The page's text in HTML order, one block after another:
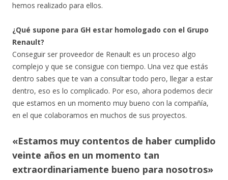
hemos realizado para ellos.
¿Qué supone para GH estar homologado con el Grupo
Renault?
Conseguir ser proveedor de Renault es un proceso algo
complejo y que se consigue con tiempo. Una vez que estás
dentro sabes que te van a consultar todo pero, llegar a estar
dentro, eso es lo complicado. Por eso, ahora podemos decir
que estamos en un momento muy bueno con la compañía,
en el que colaboramos en muchos de sus proyectos.
«Estamos muy contentos de haber cumplido
veinte años en un momento tan
extraordinariamente bueno para nosotros»